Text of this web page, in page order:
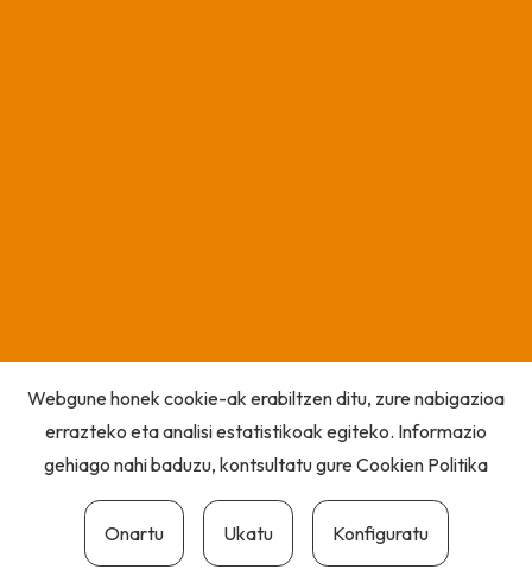
Webgune honek cookie-ak erabiltzen ditu, zure nabigazioa
errazteko eta analisi estatistikoak egiteko. Informazio
gehiago nahi baduzu, kontsultatu gureCookien Politika
Onartu Ukatu Konfiguratu